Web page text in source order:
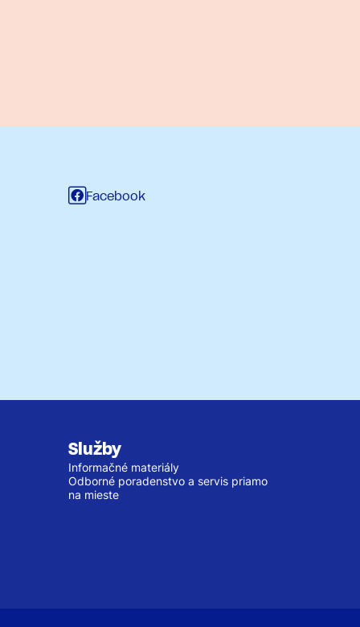
Facebook
Služby
Informačné materiály
Odborné poradenstvo a servis priamo
na mieste